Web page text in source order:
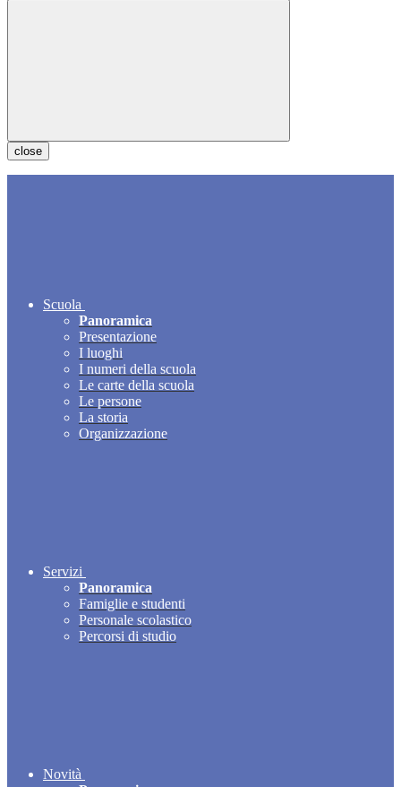
close
Scuola
Panoramica
Presentazione
I luoghi
I numeri della scuola
Le carte della scuola
Le persone
La storia
Organizzazione
Servizi
Panoramica
Famiglie e studenti
Personale scolastico
Percorsi di studio
Novità